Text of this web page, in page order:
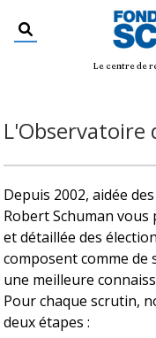
Le centre de
L'Observatoire
Depuis 2002, aidée
Robert Schuman
et détaillée des
composent comme de
une meilleure
Pour chaque scrutin,
deux étapes :